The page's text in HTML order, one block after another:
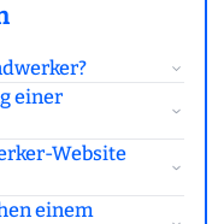
einer
Website
einem